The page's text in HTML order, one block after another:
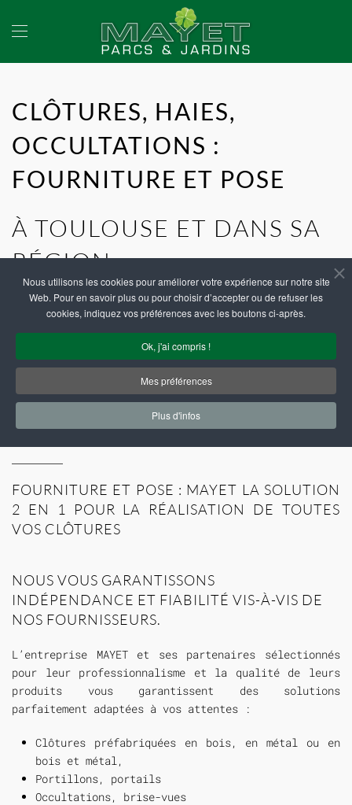
Accéder au contenu principal
CLÔTURES, HAIES,
OCCULTATIONS :
FOURNITURE ET POSE
À TOULOUSE ET DANS SA
RÉGION
PROFESSIONNELS :NOUS VOUS
GARANTISSONS LES MEILLEURS
PRODUITS DE CLÔTURE, PORTAIL
ET OCCULTATIONS
FOURNITURE ET POSE : MAYET LA SOLUTION
2 EN 1 POUR LA RÉALISATION DE TOUTES
VOS CLÔTURES
NOUS VOUS GARANTISSONS
INDÉPENDANCE ET FIABILITÉ VIS-À-VIS DE
NOS FOURNISSEURS.
L’entreprise MAYET et ses partenaires sélectionnés
pour leur professionnalisme et la qualité de leurs
produits vous garantissent des solutions
parfaitement adaptées à vos attentes :
Clôtures préfabriquées en bois, en métal ou en
bois et métal,
Portillons, portails
Occultations, brise-vues
Nous utilisons les cookies pour améliorer votre expérience sur notre site
Web. Pour en savoir plus ou pour choisir d’accepter ou de refuser les
cookies, indiquez vos préférences avec les boutons ci-après.
Ok, j'ai compris !
Mes préférences
Plus d'infos